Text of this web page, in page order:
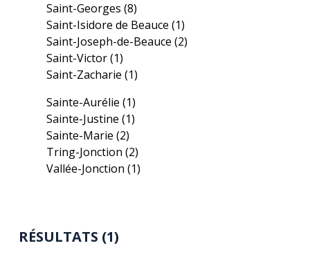
Saint-Georges(8)
Saint-Isidore de Beauce(1)
Saint-Joseph-de-Beauce(2)
Saint-Victor(1)
Saint-Zacharie(1)
Sainte-Aurélie(1)
Sainte-Justine(1)
Sainte-Marie(2)
Tring-Jonction(2)
Vallée-Jonction(1)
RÉSULTATS (1)